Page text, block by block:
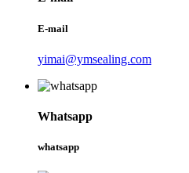
E-mail
yimai@ymsealing.com
Whatsapp
whatsapp